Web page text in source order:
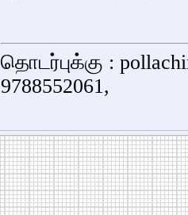
தொடர்புக்கு :
9788552061,